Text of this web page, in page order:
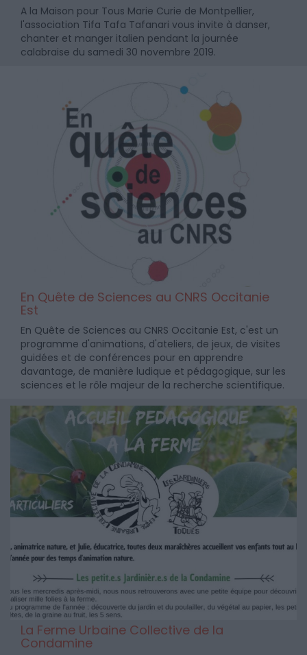
A la Maison pour Tous Marie Curie de Montpellier,
l'association Tifa Tafa Tafanari vous invite à danser,
chanter et manger italien pendant la journée
calabraise du samedi 30 novembre 2019.
En Quête de Sciences au CNRS Occitanie
Est
En Quête de Sciences au CNRS Occitanie Est, c'est un
programme d'animations, d'ateliers, de jeux, de visites
guidées et de conférences pour en apprendre
davantage, de manière ludique et pédagogique, sur les
sciences et le rôle majeur de la recherche scientifique.
La Ferme Urbaine Collective de la
Condamine